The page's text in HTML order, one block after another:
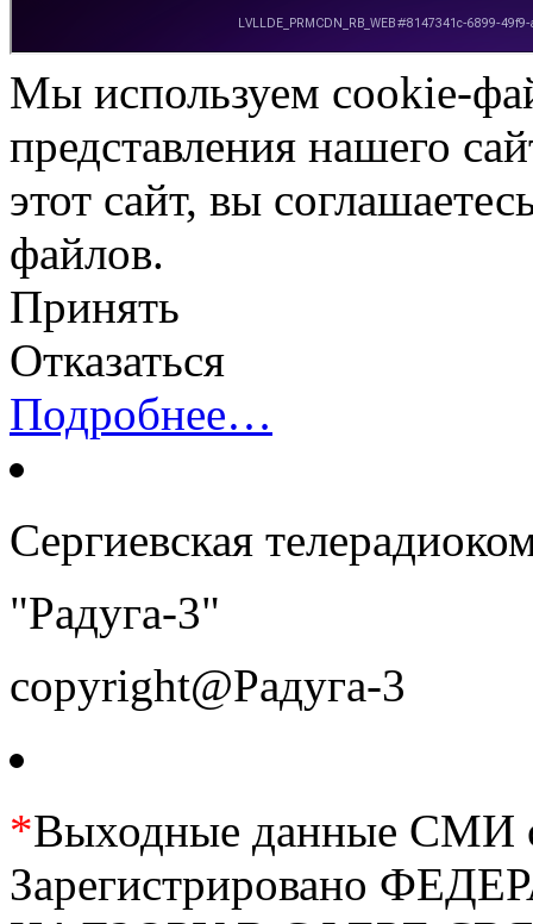
Мы используем cookie-
представления нашего
этот сайт, вы
файлов.
Принять
Отказаться
Подробнее…
Сергиевская
"Радуга-3"
copyright@Радуга-3
*Выходные данные СМИ
Зарегистрировано